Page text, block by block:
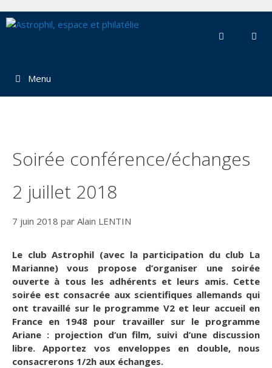
au
Menu
Soirée conférence/échanges
2 juillet 2018
7 juin 2018 par Alain LENTIN
Le club Astrophil (avec la participation du club La
Marianne) vous propose d’organiser une soirée
ouverte à tous les adhérents et leurs amis. Cette
soirée est consacrée aux scientifiques allemands qui
ont travaillé sur le programme V2 et leur accueil en
France en 1948 pour travailler sur le programme
Ariane : projection d’un film, suivi d’une discussion
libre. Apportez vos enveloppes en double, nous
consacrerons 1/2h aux échanges.